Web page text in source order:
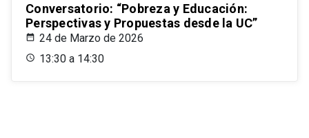
Conversatorio: “Pobreza y Educación:
Perspectivas y Propuestas desde la UC”
24 de Marzo de 2026
13:30 a 14:30